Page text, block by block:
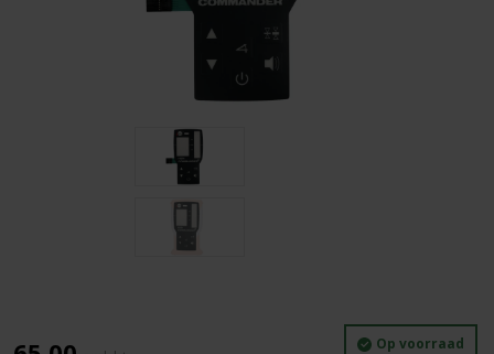
Op voorraad